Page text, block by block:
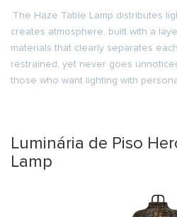
The Haze Table Lamp distributes
creates atmosphere, built with a
materials that clearly separates
restrained, yet never goes
those who want lighting with
Luminária de Piso
Lamp